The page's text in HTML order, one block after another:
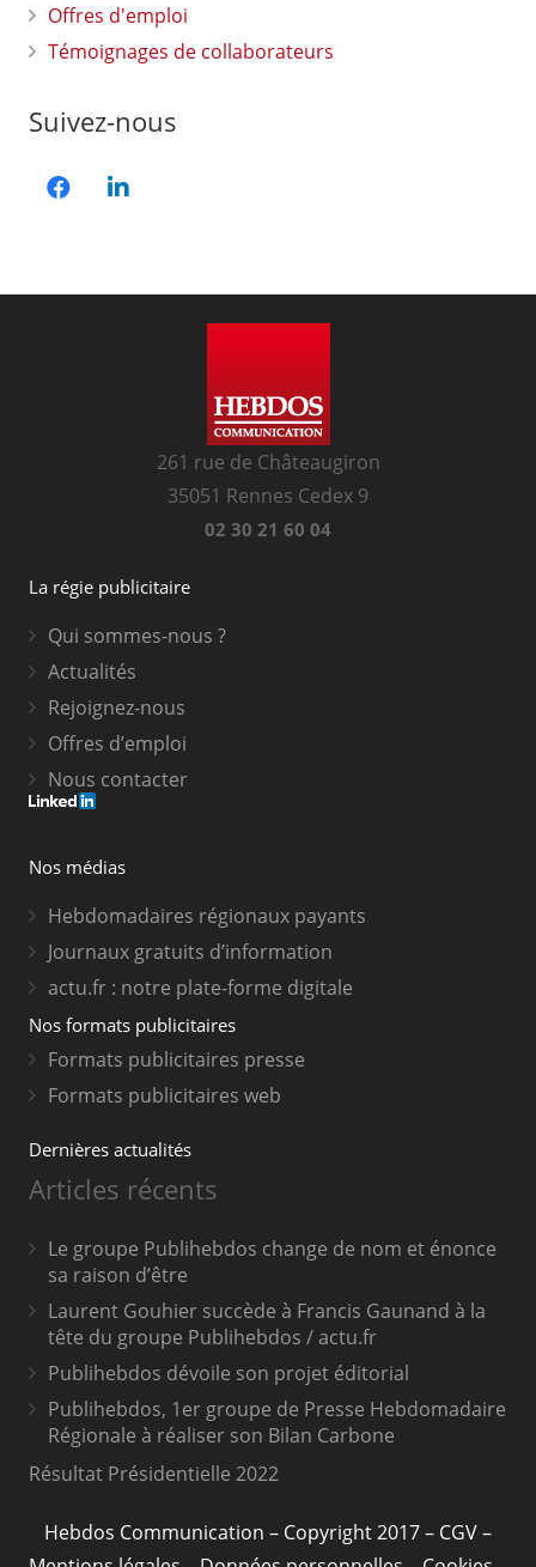
Offres d'emploi
Témoignages de collaborateurs
Suivez-nous
261 rue de Châteaugiron
35051 Rennes Cedex 9
02 30 21 60 04
La régie publicitaire
Qui sommes-nous ?
Actualités
Rejoignez-nous
Offres d’emploi
Nous contacter
Nos médias
Hebdomadaires régionaux payants
Journaux gratuits d’information
actu.fr : notre plate-forme digitale
Nos formats publicitaires
Formats publicitaires presse
Formats publicitaires web
Dernières actualités
Articles récents
Le groupe Publihebdos change de nom et énonce
sa raison d’être
Laurent Gouhier succède à Francis Gaunand à la
tête du groupe Publihebdos / actu.fr
Publihebdos dévoile son projet éditorial
Publihebdos, 1er groupe de Presse Hebdomadaire
Régionale à réaliser son Bilan Carbone
Résultat Présidentielle 2022
Hebdos Communication – Copyright 2017 – CGV–